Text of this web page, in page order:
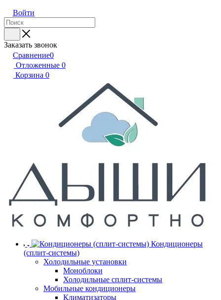
Войти
Заказать звонок
Сравнение0
Отложенные 0
Корзина 0
Кондиционеры
(сплит-системы)
Холодильные установки
Моноблоки
Холодильные сплит-системы
Мобильные кондиционеры
Климатизаторы